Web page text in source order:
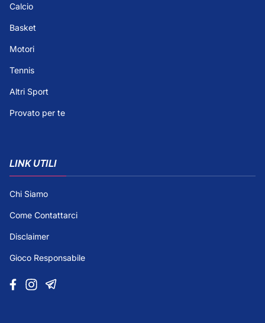
Calcio
Basket
Motori
Tennis
Altri Sport
Provato per te
LINK UTILI
Chi Siamo
Come Contattarci
Disclaimer
Gioco Responsabile